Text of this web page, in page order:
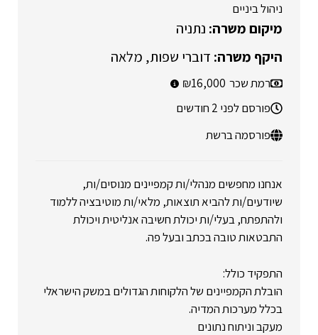
ניהול ביניים
נתניה
דוברי שפות מלאה
רמת שכר 16,000
פורסם לפני 2 חודשים
פורסמה ברשת
אנחנו מחפשים מנהלי/ות קמפיינים מנוסים/ות,
שיודעים/ות להביא תוצאות, מלאי/ות מוטיבציה ללמוד
ולהתפתח, בעלי/ות יכולת חשיבה אנליטית ויכולת
התבטאות טובה בכתב ובעל פה.
התפקיד כולל:
הובלת הקמפיינים של הלקוחות הגדולים במשק הישראלי
בכלל מערכות המדיה.
מעקב וניתוח נתונים